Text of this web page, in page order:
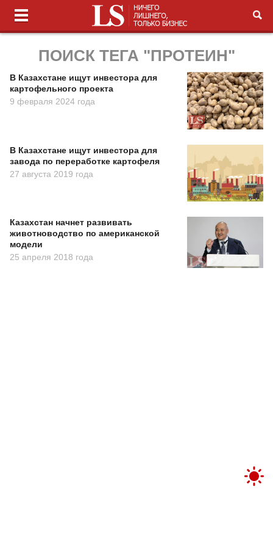
ПОИСК ТЕГА "ПРОТЕИН"
В Казахстане ищут инвестора для
картофельного проекта
9 февраля 2024 года
В Казахстане ищут инвестора для
завода по переработке картофеля
27 августа 2019 года
Казахстан начнет развивать
животноводство по американской
модели
25 апреля 2018 года